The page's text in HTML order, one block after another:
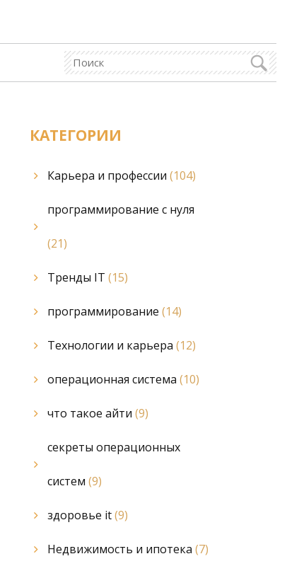
КАТЕГОРИИ
Карьера и профессии (104)
программирование с нуля
(21)
Тренды IT (15)
программирование (14)
Технологии и карьера (12)
операционная система (10)
что такое айти (9)
секреты операционных
систем (9)
здоровье it(9)
Недвижимость и ипотека (7)